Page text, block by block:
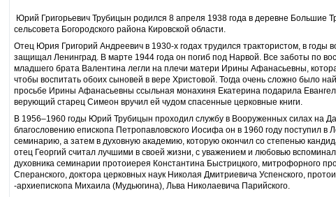
Юрий Григорьевич Трубицын родился 8 апреля 1938 года в деревне Большие
сельсовета Богородского района Кировской области.
Отец Юрия Григорий Андреевич в 1930-х годах трудился трактористом, в годы
защищал Ленинград. В марте 1944 года он погиб под Нарвой. Все заботы по
младшего брата Валентина легли на плечи матери Ирины Афанасьевны,
чтобы воспитать обоих сыновей в вере Христовой. Тогда очень сложно было
просьбе Ирины Афанасьевны ссыльная монахиня Екатерина подарила
верующий старец Симеон вручил ей чудом спасенные церковные книги.
В 1956–1960 годы Юрий Трубицын проходил службу в Вооруженных силах на
благословению епископа Петропавловского Иосифа он в 1960 году поступил в
семинарию, а затем в духовную академию, которую окончил со степенью
отец Георгий считал лучшими в своей жизни, с уважением и любовью
духовника семинарии протоиерея Константина Быстрицкого, митрофорного
Сперанского, доктора церковных наук Николая Дмитриевича Успенского,
-архиепископа Михаила (Мудьюгина), Льва Николаевича Парийского.